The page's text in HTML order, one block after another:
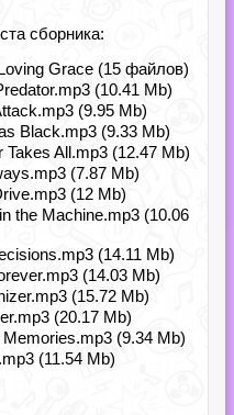
сборника:
Grace (15 файлов)
(10.41 Mb)
(9.95 Mb)
Black.mp3 (9.33 Mb)
All.mp3 (12.47 Mb)
(7.87 Mb)
(12 Mb)
the Machine.mp3 (10.06
(14.11 Mb)
(14.03 Mb)
(15.72 Mb)
(20.17 Mb)
(9.34 Mb)
(11.54 Mb)